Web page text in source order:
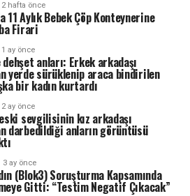
2 hafta önce
11 Aylık Bebek Çöp Konteynerine
Firari
1 ay önce
dehşet anları: Erkek arkadaşı
yerde sürüklenip araca bindirilen
bir kadın kurtardı
2 ay önce
sevgilisinin kız arkadaşı
darbedildiği anların görüntüsü
3 ay önce
(Blok3) Soruşturma Kapsamında
Gitti: “Testim Negatif Çıkacak”